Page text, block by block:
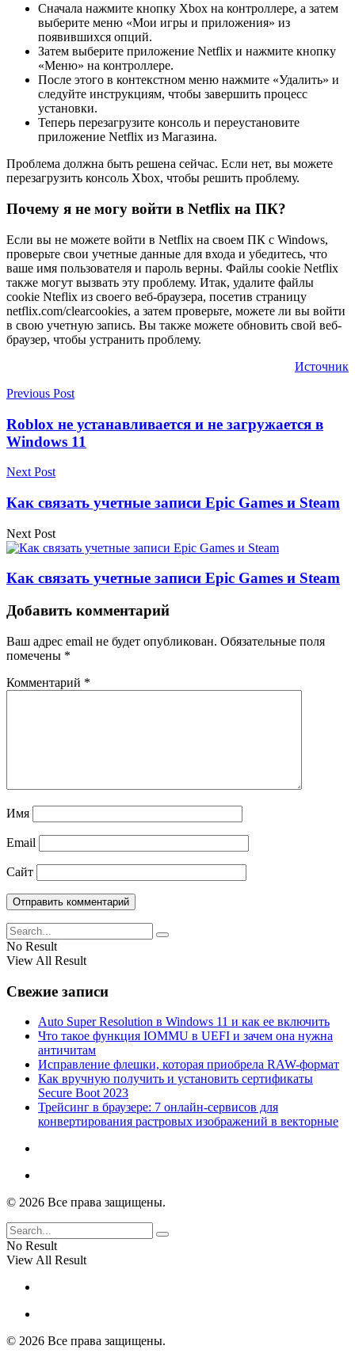
Сначала нажмите кнопку Xbox на контроллере, а затем
выберите меню «Мои игры и приложения» из
появившихся опций.
Затем выберите приложение Netflix и нажмите кнопку
«Меню» на контроллере.
После этого в контекстном меню нажмите «Удалить» и
следуйте инструкциям, чтобы завершить процесс
установки.
Теперь перезагрузите консоль и переустановите
приложение Netflix из Магазина.
Проблема должна быть решена сейчас. Если нет, вы можете
перезагрузить консоль Xbox, чтобы решить проблему.
Почему я не могу войти в Netflix на ПК?
Если вы не можете войти в Netflix на своем ПК с Windows,
проверьте свои учетные данные для входа и убедитесь, что
ваше имя пользователя и пароль верны. Файлы cookie Netflix
также могут вызвать эту проблему. Итак, удалите файлы
cookie Nteflix из своего веб-браузера, посетив страницу
netflix.com/clearcookies, а затем проверьте, можете ли вы войти
в свою учетную запись. Вы также можете обновить свой веб-
браузер, чтобы устранить проблему.
Источник
Previous Post
Roblox не устанавливается и не загружается в
Windows 11
Next Post
Как связать учетные записи Epic Games и Steam
Next Post
Как связать учетные записи Epic Games и Steam
Добавить комментарий
Ваш адрес email не будет опубликован. Обязательные поля
помечены *
Комментарий *
Имя
Email
Сайт
No Result
View All Result
Свежие записи
Auto Super Resolution в Windows 11 и как ее включить
Что такое функция IOMMU в UEFI и зачем она нужна
античитам
Исправление флешки, которая приобрела RAW-формат
Как вручную получить и установить сертификаты
Secure Boot 2023
Трейсинг в браузере: 7 онлайн-сервисов для
конвертирования растровых изображений в векторные
© 2026 Все права защищены.
No Result
View All Result
© 2026 Все права защищены.